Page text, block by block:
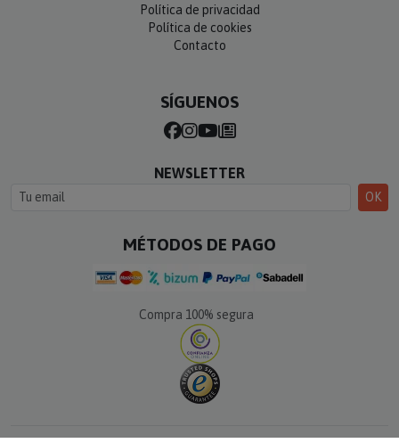
Política de privacidad
Política de cookies
Contacto
SÍGUENOS
NEWSLETTER
OK
MÉTODOS DE PAGO
Compra 100% segura